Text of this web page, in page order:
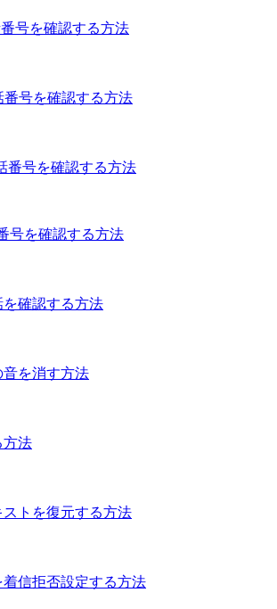
号を確認する方法
号を確認する方法
番号を確認する方法
号を確認する方法
確認する方法
を消す方法
方法
トを復元する方法
信拒否設定する方法